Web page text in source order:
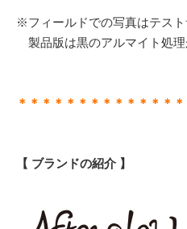
※フィールドでの写真はテスト
製品版は黒のアルマイト処理
＊＊＊＊＊＊＊＊＊＊＊＊＊
【 ブランドの紹介 】